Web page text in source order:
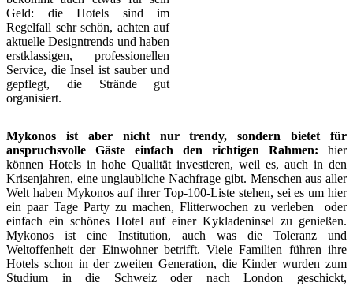
Geld: die Hotels sind im
Regelfall sehr schön, achten auf
aktuelle Designtrends und haben
erstklassigen, professionellen
Service, die Insel ist sauber und
gepflegt, die Strände gut
organisiert.
Mykonos ist aber nicht nur trendy, sondern bietet für
anspruchsvolle Gäste einfach den richtigen Rahmen: hier
können Hotels in hohe Qualität investieren, weil es, auch in den
Krisenjahren, eine unglaubliche Nachfrage gibt. Menschen aus aller
Welt haben Mykonos auf ihrer Top-100-Liste stehen, sei es um hier
ein paar Tage Party zu machen, Flitterwochen zu verleben oder
einfach ein schönes Hotel auf einer Kykladeninsel zu genießen.
Mykonos ist eine Institution, auch was die Toleranz und
Weltoffenheit der Einwohner betrifft. Viele Familien führen ihre
Hotels schon in der zweiten Generation, die Kinder wurden zum
Studium in die Schweiz oder nach London geschickt,